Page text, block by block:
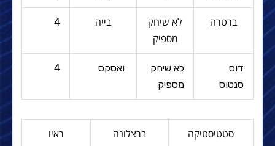
ברטרה
לא שיחק
מספיק
בייה 4
דוס
סנטוס
לא שיחק
מספיק
ואסקס 4
סטטיסטיקה ברצלונה ראיו